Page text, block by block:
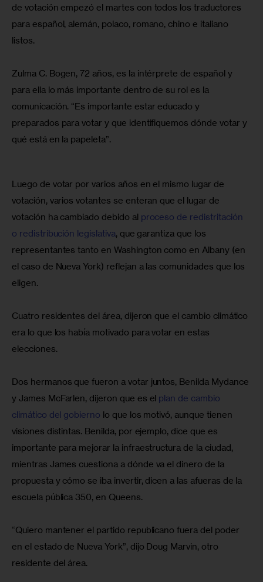
de votación empezó el martes con todos los traductores
para español, alemán, polaco, romano, chino e italiano
listos.
Zulma C. Bogen, 72 años, es la intérprete de español y
para ella lo más importante dentro de su rol es la
comunicación. “Es importante estar educado y
preparados para votar y que identifiquemos dónde votar y
qué está en la papeleta”.
Luego de votar por varios años en el mismo lugar de
votación, varios votantes se enteran que el lugar de
votación ha cambiado debido al proceso de redistritación
o redistribución legislativa, que garantiza que los
representantes tanto en Washington como en Albany (en
el caso de Nueva York) reflejan a las comunidades que los
eligen.
Cuatro residentes del área, dijeron que el cambio climático
era lo que los había motivado para votar en estas
elecciones.
Dos hermanos que fueron a votar juntos, Benilda Mydance
y James McFarlen, dijeron que es el plan de cambio
climático del gobierno lo que los motivó, aunque tienen
visiones distintas. Benilda, por ejemplo, dice que es
importante para mejorar la infraestructura de la ciudad,
mientras James cuestiona a dónde va el dinero de la
propuesta y cómo se iba invertir, dicen a las afueras de la
escuela pública 350, en Queens.
“Quiero mantener el partido republicano fuera del poder
en el estado de Nueva York”, dijo Doug Marvin, otro
residente del área.